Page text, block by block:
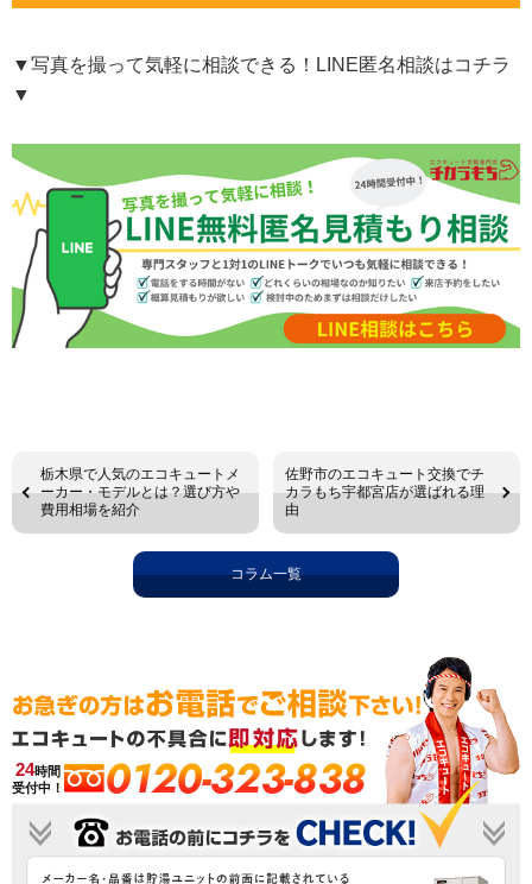
▼写真を撮って気軽に相談できる！LINE匿名相談はコチラ
▼
栃木県で人気のエコキュートメ
ーカー・モデルとは？選び方や
費用相場を紹介
佐野市のエコキュート交換でチ
カラもち宇都宮店が選ばれる理
由
コラム一覧
24時間
受付中！
0120-323-838